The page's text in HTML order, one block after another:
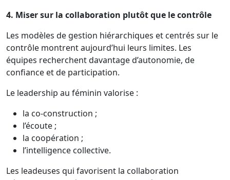
4. Miser sur la collaboration plutôt que le contrôle
Les modèles de gestion hiérarchiques et centrés sur le
contrôle montrent aujourd’hui leurs limites. Les
équipes recherchent davantage d’autonomie, de
confiance et de participation.
Le leadership au féminin valorise :
la co-construction ;
l’écoute ;
la coopération ;
l’intelligence collective.
Les leadeuses qui favorisent la collaboration